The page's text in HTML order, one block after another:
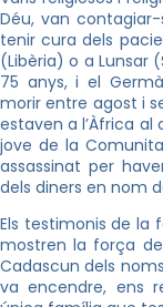
Déu, van
tenir cura dels
(Libèria) o a Lunsar
75 anys, i el Germà
morir entre agost i
estaven a l’Àfrica
jove de la
assassinat per
dels diners en nom
Els testimonis de la
mostren la força
Cadascun dels
va encendre, ens